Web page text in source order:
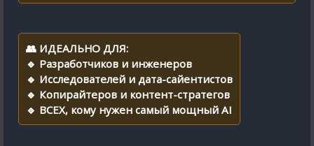
👥 ИДЕАЛЬНО ДЛЯ:
🔹 Разработчиков и инженеров
🔹 Исследователей и дата-сайентистов
🔹 Копирайтеров и контент-стратегов
🔹 ВСЕХ, кому нужен самый мощный AI